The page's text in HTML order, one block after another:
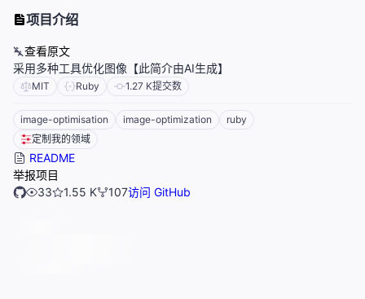
项目介绍
查看原文
采用多种工具优化图像【此简介由AI生成】
MIT Ruby 1.27 K提交数
image-optimisation image-optimization
ruby
定制我的领域
README
举报项目
33
1.55 K 107访问 GitHub